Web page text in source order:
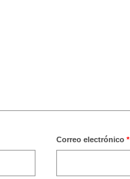
Correo electrónico *